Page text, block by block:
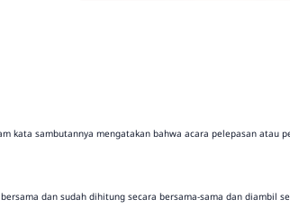
kata sambutannya mengatakan bahwa acara pelepasan
dan sudah dihitung secara bersama-sama dan diambil